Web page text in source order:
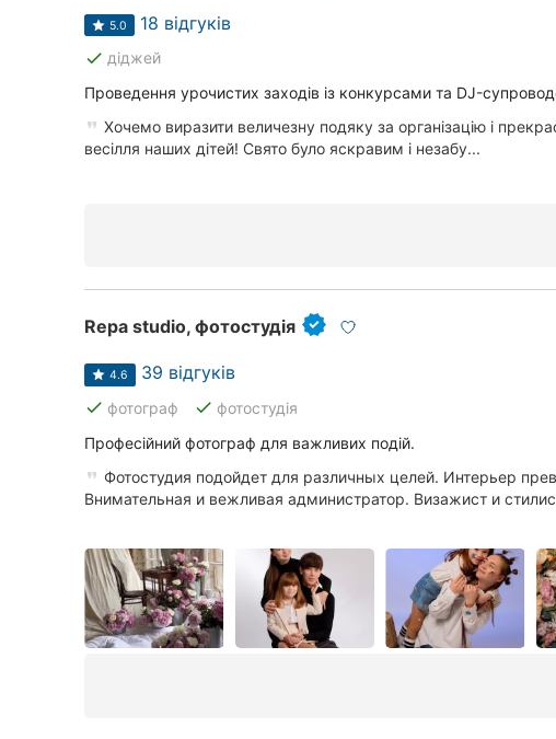
5.0 18 відгуків
done діджей
Проведення урочистих заходів із конкурсами та DJ-
Хочемо виразити величезну подяку за організацію і
весілля наших дітей! Свято було яскравим і незабу...
Repa studio, фотостудія
4.6 39 відгуків
done фотограф done фотостудія
Професійний фотограф для важливих подій.
Фотостудия подойдет для различных целей. Интерьер
Внимательная и вежливая администратор. Визажист и